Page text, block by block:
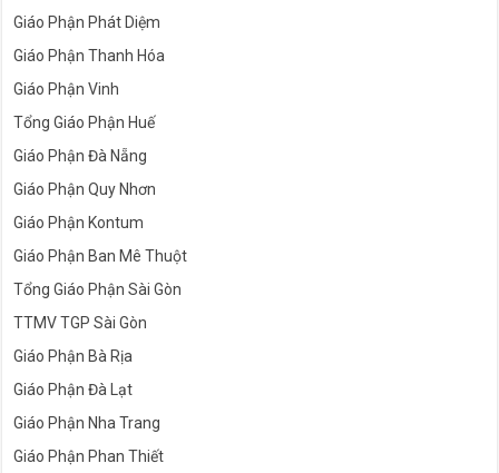
Giáo Phận Phát Diệm
Giáo Phận Thanh Hóa
Giáo Phận Vinh
Tổng Giáo Phận Huế
Giáo Phận Đà Nẵng
Giáo Phận Quy Nhơn
Giáo Phận Kontum
Giáo Phận Ban Mê Thuột
Tổng Giáo Phận Sài Gòn
TTMV TGP Sài Gòn
Giáo Phận Bà Rịa
Giáo Phận Đà Lạt
Giáo Phận Nha Trang
Giáo Phận Phan Thiết